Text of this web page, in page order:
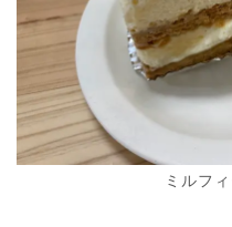
ミルフ